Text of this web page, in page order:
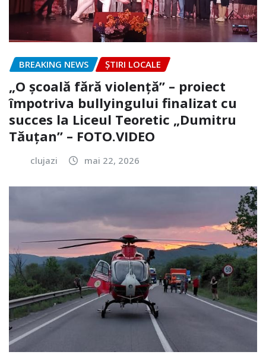
BREAKING NEWS ȘTIRI LOCALE
„O școală fără violență” – proiect
împotriva bullyingului finalizat cu
succes la Liceul Teoretic „Dumitru
Tăuțan” – FOTO.VIDEO
clujazi mai 22, 2026